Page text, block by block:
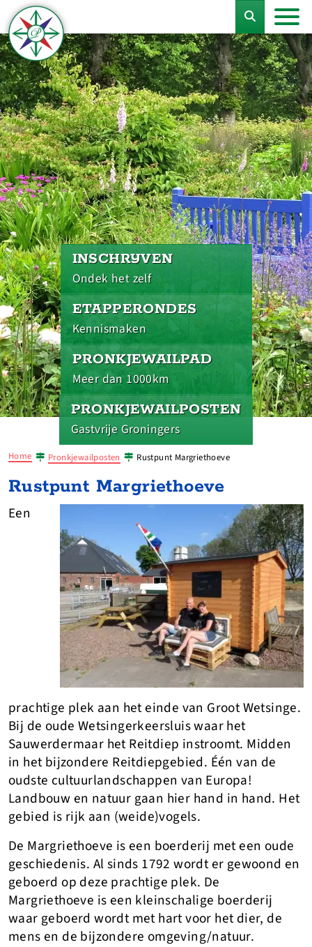
INSCHRIJVEN
Ondek het zelf
ETAPPERONDES
Kennismaken
PRONKJEWAILPAD
Meer dan 1000km
PRONKJEWAILPOSTEN
Gastvrije Groningers
Home Pronkjewailposten Rustpunt Margriethoeve
Rustpunt Margriethoeve
Een
prachtige plek aan het einde van Groot Wetsinge.
Bij de oude Wetsingerkeersluis waar het
Sauwerdermaar het Reitdiep instroomt. Midden
in het bijzondere Reitdiepgebied. Één van de
oudste cultuurlandschappen van Europa!
Landbouw en natuur gaan hier hand in hand. Het
gebied is rijk aan (weide)vogels.
De Margriethoeve is een boerderij met een oude
geschiedenis. Al sinds 1792 wordt er gewoond en
geboerd op deze prachtige plek. De
Margriethoeve is een kleinschalige boerderij
waar geboerd wordt met hart voor het dier, de
mens en de bijzondere omgeving/natuur.